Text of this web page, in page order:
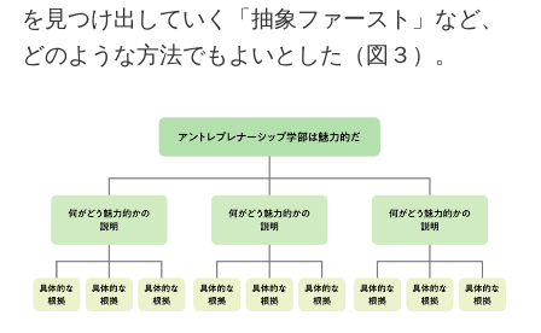
を見つけ出していく「抽象ファースト」など、
どのような方法でもよいとした（図３）。